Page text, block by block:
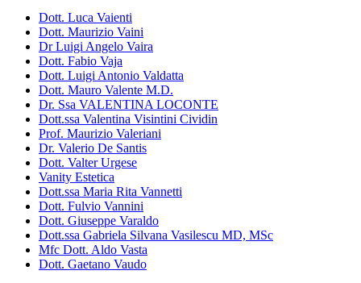
Dott. Luca Vaienti
Dott. Maurizio Vaini
Dr Luigi Angelo Vaira
Dott. Fabio Vaja
Dott. Luigi Antonio Valdatta
Dott. Mauro Valente M.D.
Dr. Ssa VALENTINA LOCONTE
Dott.ssa Valentina Visintini Cividin
Prof. Maurizio Valeriani
Dr. Valerio De Santis
Dott. Valter Urgese
Vanity Estetica
Dott.ssa Maria Rita Vannetti
Dott. Fulvio Vannini
Dott. Giuseppe Varaldo
Dott.ssa Gabriela Silvana Vasilescu MD, MSc
Mfc Dott. Aldo Vasta
Dott. Gaetano Vaudo